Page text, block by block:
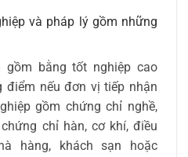
và pháp lý gồm những
gồm bằng tốt nghiệp cao
điểm nếu đơn vị tiếp nhận
gồm chứng chỉ nghề,
chỉ hàn, cơ khí, điều
hàng, khách sạn hoặc